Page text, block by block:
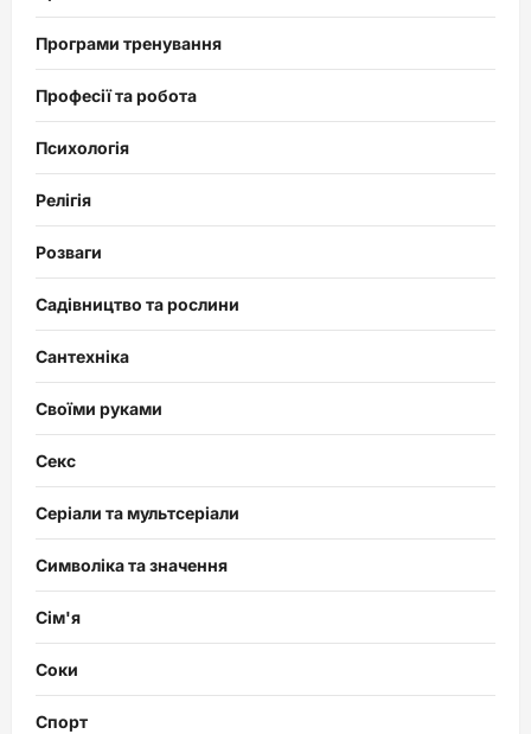
Програми тренування
Професії та робота
Психологія
Релігія
Розваги
Садівництво та рослини
Сантехніка
Своїми руками
Секс
Серіали та мультсеріали
Символіка та значення
Сім'я
Соки
Спорт